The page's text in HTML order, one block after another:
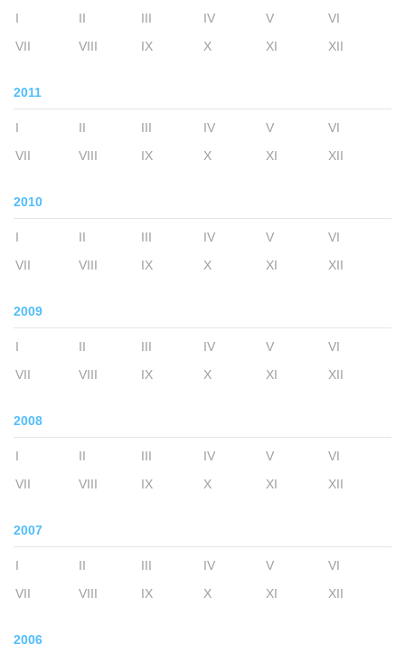
I II III IV V
VI
VII
VIII IX X XI XII
2011
I II III IV V
VI
VII
VIII IX X XI XII
2010
I II III IV V
VI
VII
VIII IX X XI XII
2009
I II III IV V
VI
VII
VIII IX X XI XII
2008
I II III IV V
VI
VII
VIII IX X XI XII
2007
I II III IV V
VI
VII
VIII IX X XI XII
2006